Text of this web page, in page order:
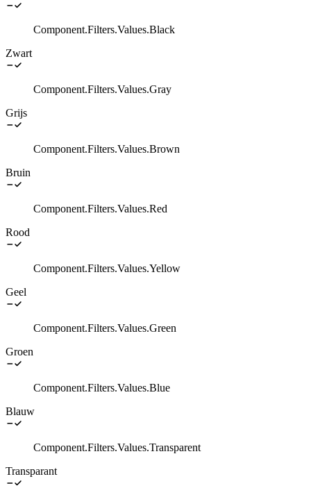
Component.Filters.Values.Black
Zwart
Component.Filters.Values.Gray
Grijs
Component.Filters.Values.Brown
Bruin
Component.Filters.Values.Red
Rood
Component.Filters.Values.Yellow
Geel
Component.Filters.Values.Green
Groen
Component.Filters.Values.Blue
Blauw
Component.Filters.Values.Transparent
Transparant